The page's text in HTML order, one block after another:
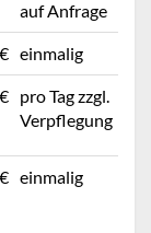
auf Anfrage
einmalig
pro Tag zzgl.
Verpflegung
einmalig